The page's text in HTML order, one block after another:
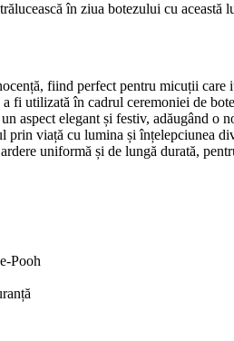
în ziua botezului cu această
fiind perfect pentru micuții care
fi utilizată în cadrul ceremoniei de
aspect elegant și festiv, adăugând o
prin viață cu lumina și înțelepciunea
uniformă și de lungă durată,
Pooh